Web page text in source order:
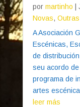
por martinho
Novas,
A Asociación
Escénicas,
de
seu acordo
programa de
artes
leer más